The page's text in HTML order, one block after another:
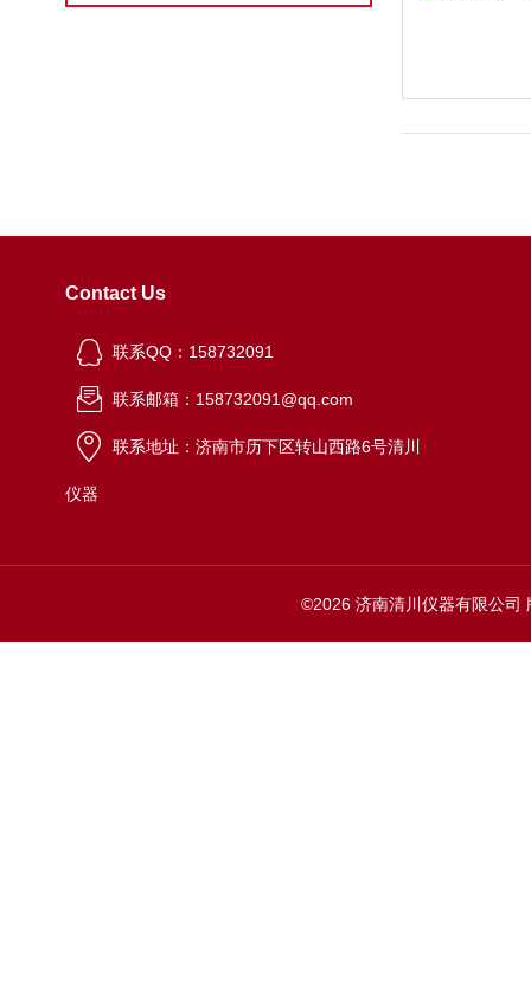
Contact Us
联系QQ：158732091
联系邮箱：158732091@qq.com
联系地址：济南市历下区转山西路6号清川
仪器
©2026 济南清川仪器有限公